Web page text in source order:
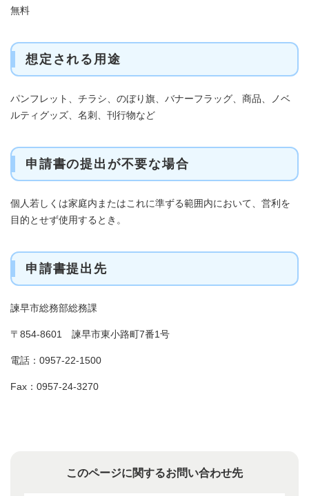
無料
想定される用途
パンフレット、チラシ、のぼり旗、バナーフラッグ、商品、ノベ
ルティグッズ、名刺、刊行物など
申請書の提出が不要な場合
個人若しくは家庭内またはこれに準ずる範囲内において、営利を
目的とせず使用するとき。
申請書提出先
諫早市総務部総務課
〒854-8601 諫早市東小路町7番1号
電話：0957-22-1500
Fax：0957-24-3270
このページに関するお問い合わせ先